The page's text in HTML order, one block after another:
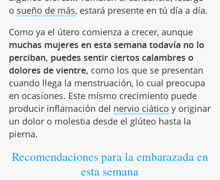
o sueño de más, estará presente en tú día a día.
Como ya el útero comienza a crecer, aunque
muchas mujeres en esta semana todavía no lo
perciban, puedes sentir ciertos calambres o
dolores de vientre, como los que se presentan
cuando llega la menstruación, lo cual preocupa
en ocasiones. Este mismo crecimiento puede
producir inflamación del nervio ciático y originar
un dolor o molestia desde el glúteo hasta la
pierna.
Recomendaciones para la embarazada en
esta semana